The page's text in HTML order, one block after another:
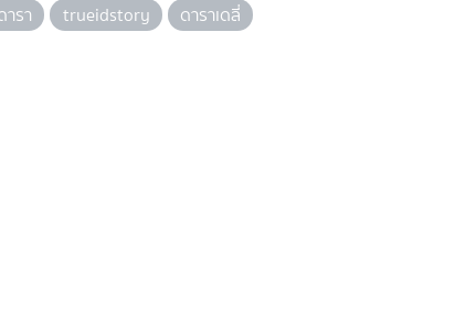
ารา
trueidstory ดาราเดลี่